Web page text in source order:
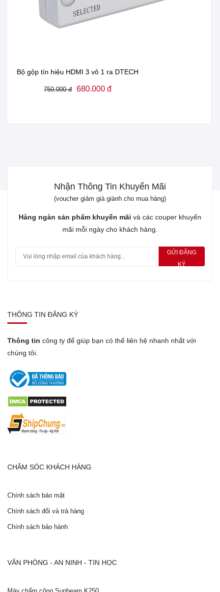
Bộ gộp tín hiệu HDMI 3 vô 1 ra DTECH
750.000 đ 680.000 đ
Nhận Thông Tin Khuyến Mãi
(voucher giảm giá giành cho mua hàng)
Hàng ngàn sản phẩm khuyến mãi và các couper khuyến
mãi mỗi ngày cho khách hàng.
GỬI ĐĂNG
KÝ
THÔNG TIN ĐĂNG KÝ
Thông tin công ty để giúp bạn có thể liên hệ nhanh nhất với
chúng tôi.
CHĂM SÓC KHÁCH HÀNG
Chính sách bảo mật
Chính sách đổi và trả hàng
Chính sách bảo hành
VĂN PHÒNG - AN NINH - TIN HỌC